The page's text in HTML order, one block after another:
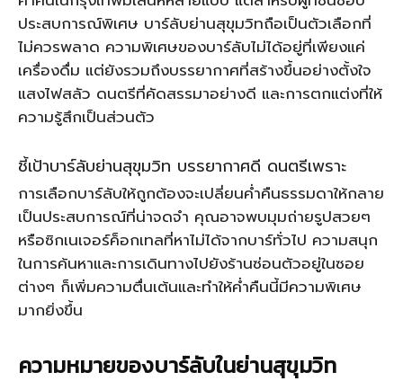
ประสบการณ์พิเศษ บาร์ลับย่านสุขุมวิทถือเป็นตัวเลือกที่
ไม่ควรพลาด ความพิเศษของบาร์ลับไม่ได้อยู่ที่เพียงแค่
เครื่องดื่ม แต่ยังรวมถึงบรรยากาศที่สร้างขึ้นอย่างตั้งใจ
แสงไฟสลัว ดนตรีที่คัดสรรมาอย่างดี และการตกแต่งที่ให้
ความรู้สึกเป็นส่วนตัว
ชี้เป้าบาร์ลับย่านสุขุมวิท บรรยากาศดี ดนตรีเพราะ
การเลือกบาร์ลับให้ถูกต้องจะเปลี่ยนค่ำคืนธรรมดาให้กลาย
เป็นประสบการณ์ที่น่าจดจำ คุณอาจพบมุมถ่ายรูปสวยๆ
หรือซิกเนเจอร์ค็อกเทลที่หาไม่ได้จากบาร์ทั่วไป ความสนุก
ในการค้นหาและการเดินทางไปยังร้านซ่อนตัวอยู่ในซอย
ต่างๆ ก็เพิ่มความตื่นเต้นและทำให้ค่ำคืนนี้มีความพิเศษ
มากยิ่งขึ้น
ความหมายของบาร์ลับในย่านสุขุมวิท